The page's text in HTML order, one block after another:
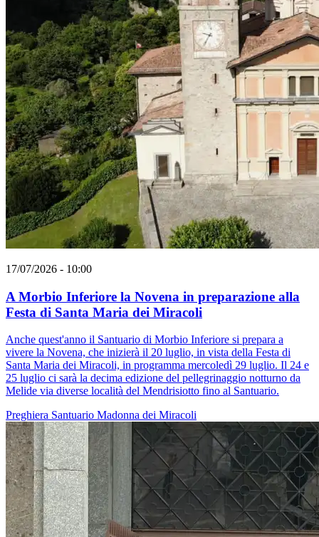
17/07/2026 - 10:00
A Morbio Inferiore la Novena in preparazione alla
Festa di Santa Maria dei Miracoli
Anche quest'anno il Santuario di Morbio Inferiore si prepara a
vivere la Novena, che inizierà il 20 luglio, in vista della Festa di
Santa Maria dei Miracoli, in programma mercoledì 29 luglio. Il 24 e
25 luglio ci sarà la decima edizione del pellegrinaggio notturno da
Melide via diverse località del Mendrisiotto fino al Santuario.
Preghiera Santuario Madonna dei Miracoli